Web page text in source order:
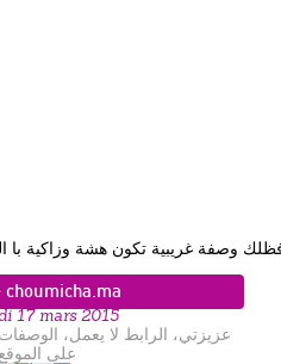
وصفة غريبية تكون هشة وزاكية با
choumicha.ma
17 mars 2015
عزيزتي، الرابط لا يعمل،
على